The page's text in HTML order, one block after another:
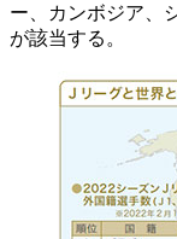
ー、カンボジア、
が該当する。